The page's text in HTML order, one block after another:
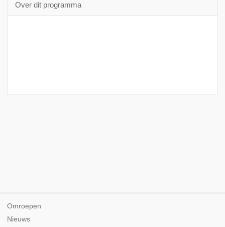
Over dit programma
Omroepen
Nieuws